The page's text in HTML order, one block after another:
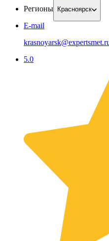
Регионы Красноярск
E-mail
5.0